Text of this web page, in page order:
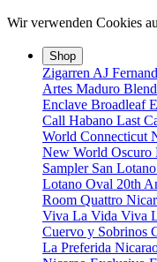
Wir verwenden Cookies
Shop
Zigarren AJ
Artes Maduro
Enclave Broadleaf
Call Habano Last
World Connecticut
New World Oscuro
Sampler San
Lotano Oval 20th
Room Quattro
Viva La Vida Viva
Cuervo y Sobrinos
La Preferida